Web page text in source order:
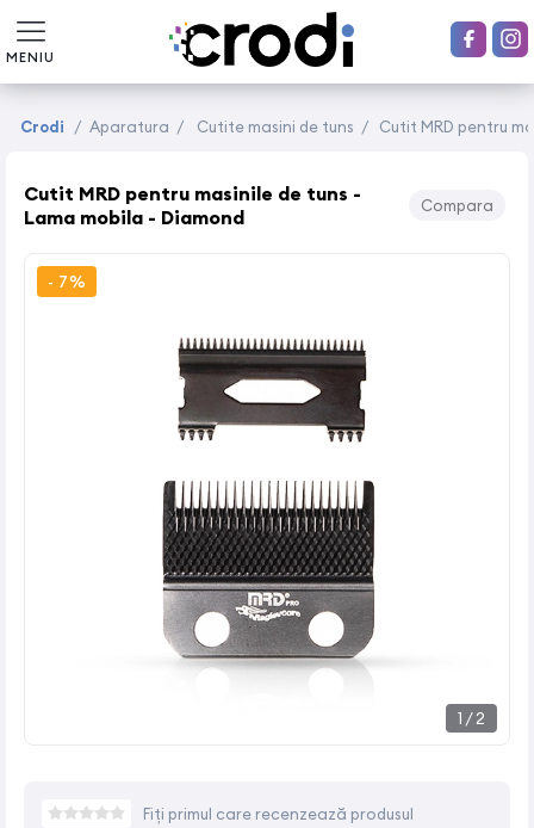
MENIU
Crodi / Aparatura / Cutite masini de tuns / Cutit MRD pentru
Cutit MRD pentru masinile de tuns -
Lama mobila - Diamond
Compara
1 /2
- 7%
Fiți primul care recenzează produsul